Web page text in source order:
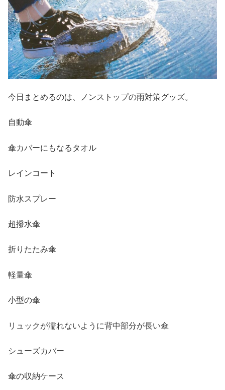
今日まとめるのは、ノンストップの雨対策グッズ。
自動傘
傘カバーにもなるタオル
レインコート
防水スプレー
超撥水傘
折りたたみ傘
軽量傘
小型の傘
リュックが濡れないように背中部分が長い傘
シューズカバー
傘の収納ケース